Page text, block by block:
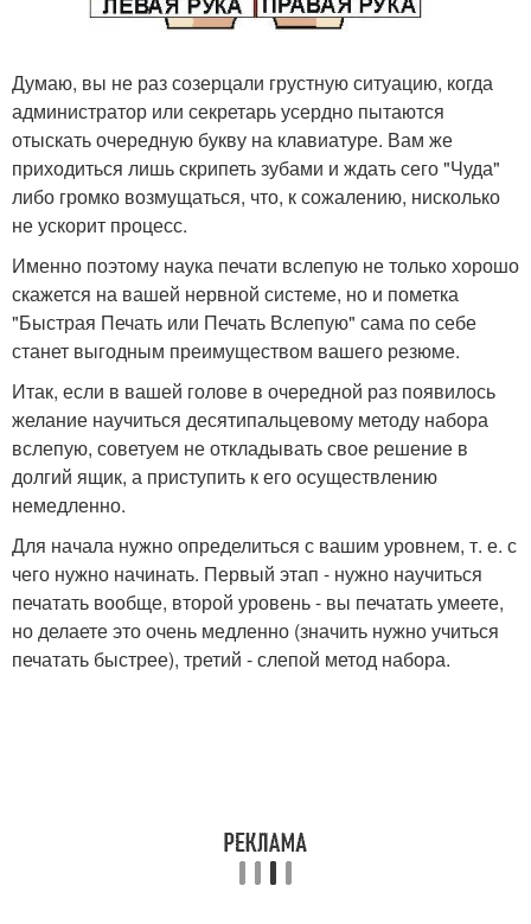
Думаю, вы не раз созерцали грустную ситуацию, когда
администратор или секретарь усердно пытаются
отыскать очередную букву на клавиатуре. Вам же
приходиться лишь скрипеть зубами и ждать сего "Чуда"
либо громко возмущаться, что, к сожалению, нисколько
не ускорит процесс.
Именно поэтому наука печати вслепую не только хорошо
скажется на вашей нервной системе, но и пометка
"Быстрая Печать или Печать Вслепую" сама по себе
станет выгодным преимуществом вашего резюме.
Итак, если в вашей голове в очередной раз появилось
желание научиться десятипальцевому методу набора
вслепую, советуем не откладывать свое решение в
долгий ящик, а приступить к его осуществлению
немедленно.
Для начала нужно определиться с вашим уровнем, т. е. с
чего нужно начинать. Первый этап - нужно научиться
печатать вообще, второй уровень - вы печатать умеете,
но делаете это очень медленно (значить нужно учиться
печатать быстрее), третий - слепой метод набора.